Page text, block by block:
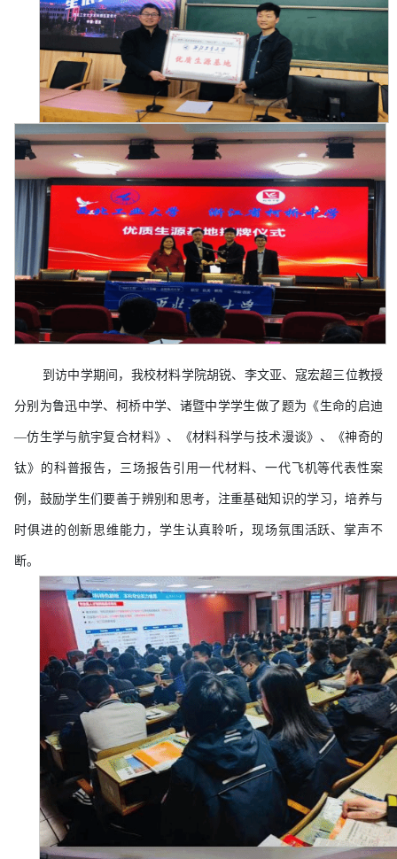
到访中学期间，我校材料学院胡锐、李文亚、寇宏超三位教授
分别为鲁迅中学、柯桥中学、诸暨中学学生做了题为《生命的启迪
—仿生学与航宇复合材料》、《材料科学与技术漫谈》、《神奇的
钛》的科普报告，三场报告引用一代材料、一代飞机等代表性案
例，鼓励学生们要善于辨别和思考，注重基础知识的学习，培养与
时俱进的创新思维能力，学生认真聆听，现场氛围活跃、掌声不
断。